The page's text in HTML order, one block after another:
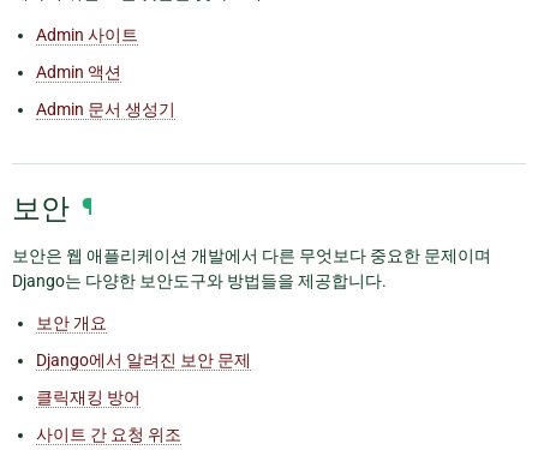
Admin 사이트
Admin 액션
Admin 문서 생성기
보안 ¶
보안은 웹 애플리케이션 개발에서 다른 무엇보다 중요한 문제이며
Django는 다양한 보안도구와 방법들을 제공합니다.
보안 개요
Django에서 알려진 보안 문제
클릭재킹 방어
사이트 간 요청 위조